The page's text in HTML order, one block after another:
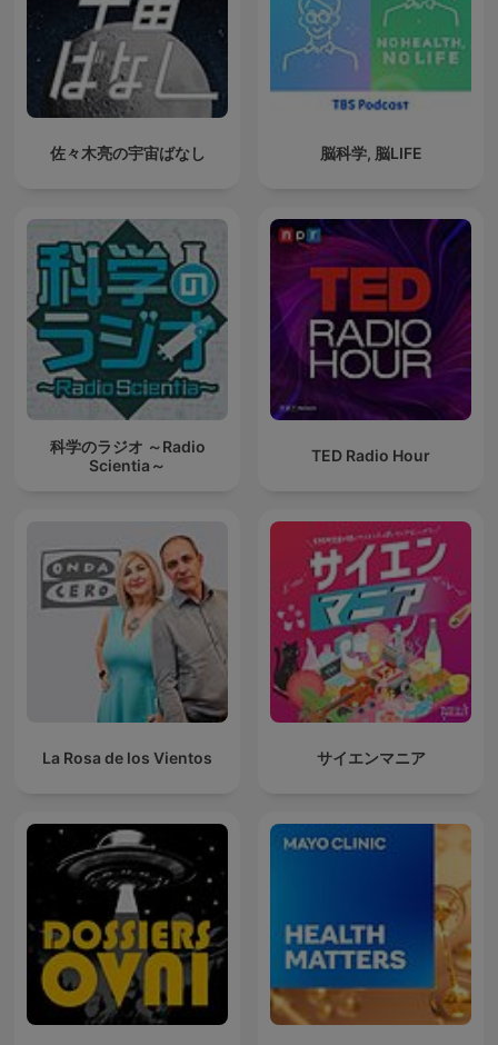
佐々木亮の宇宙ばなし 脳科学, 脳LIFE
科学のラジオ ～Radio
Scientia～
TED Radio Hour
La Rosa de los Vientos サイエンマニア